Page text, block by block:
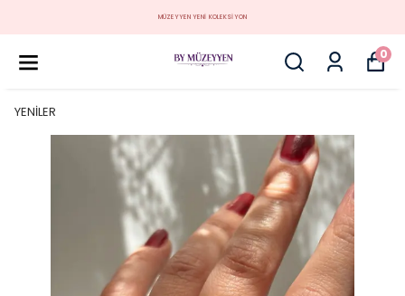
MÜZEYYEN YENİ KOLEKSİYON
0
YENİLER